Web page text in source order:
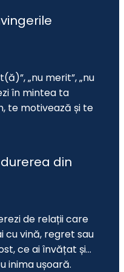
„nu merit”, „nu
în mintea ta
te motivează și te
durerea din
de relații care
vină, regret sau
ce ai învățat și…
inima ușoară.